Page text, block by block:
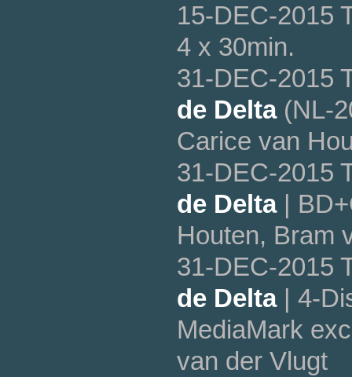
15-DEC-2015
4 x 30min.
31-DEC-2015
de Delta(NL-
Carice van
31-DEC-2015
de Delta|
Houten, Bram
31-DEC-2015
de Delta| 4-
MediaMark
van der Vlugt